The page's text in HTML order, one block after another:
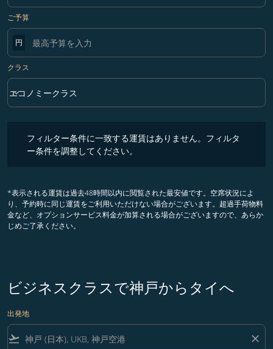
ご予算
円
クラス
クラス option エコノミークラス Selected
エコノミークラス
keyboard_arrow_down
フィルター条件に一致する運賃はありません。フィルタ
ー条件を調整してください。
*表示される運賃は過去48時間以内に閲覧された最安値です。空席状況によ
り、予約時に同じ運賃をご利用いただけない場合がございます。超過手荷物料
金など、オプションサービス料金が加算される場合がございますので、あらか
じめご了承ください。
ビジネスクラスで神戸からタイへ
出発地
flight_takeoff close